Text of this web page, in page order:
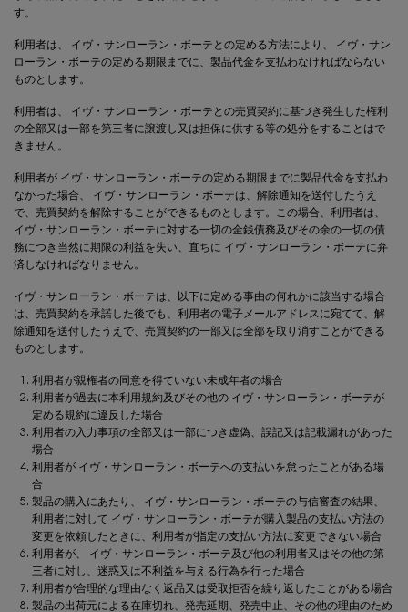
す。
利用者は、 イヴ・サンローラン・ボーテ との定める方法により、 イヴ・サン
ローラン・ボーテの定める期限までに、製品代金を支払わなければならない
ものとします。
利用者は、 イヴ・サンローラン・ボーテ との売買契約に基づき発生した権利
の全部又は一部を第三者に譲渡し又は担保に供する等の処分をすることはで
きません。
利用者が イヴ・サンローラン・ボーテの定める期限までに製品代金を支払わ
なかった場合、 イヴ・サンローラン・ボーテは、解除通知を送付したうえ
で、売買契約を解除することができるものとします。この場合、利用者は、
イヴ・サンローラン・ボーテに対する一切の金銭債務及びその余の一切の債
務につき当然に期限の利益を失い、直ちに イヴ・サンローラン・ボーテに弁
済しなければなりません。
イヴ・サンローラン・ボーテは、以下に定める事由の何れかに該当する場合
は、売買契約を承諾した後でも、利用者の電子メールアドレスに宛てて、解
除通知を送付したうえで、売買契約の一部又は全部を取り消すことができる
ものとします。
利用者が親権者の同意を得ていない未成年者の場合
利用者が過去に本利用規約及びその他の イヴ・サンローラン・ボーテが
定める規約に違反した場合
利用者の入力事項の全部又は一部につき虚偽、誤記又は記載漏れがあった
場合
利用者が イヴ・サンローラン・ボーテへの支払いを怠ったことがある場
合
製品の購入にあたり、 イヴ・サンローラン・ボーテの与信審査の結果、
利用者に対して イヴ・サンローラン・ボーテが購入製品の支払い方法の
変更を依頼したときに、利用者が指定の支払い方法に変更できない場合
利用者が、 イヴ・サンローラン・ボーテ及び他の利用者又はその他の第
三者に対し、迷惑又は不利益を与える行為を行った場合
利用者が合理的な理由なく返品又は受取拒否を繰り返したことがある場合
製品の出荷元による在庫切れ、発売延期、発売中止、その他の理由のため